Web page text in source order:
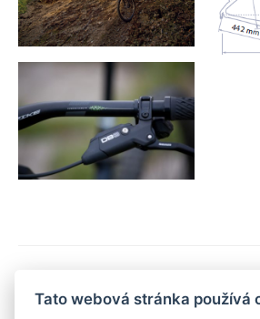
Tato webová stránka používá